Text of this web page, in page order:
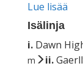
Lue lisää
Isälinja
i. Dawn
m
ii.